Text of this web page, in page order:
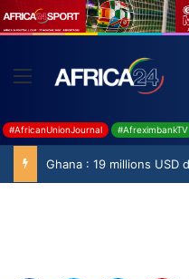
#AfricanUnionJournal #AfreximbankTV